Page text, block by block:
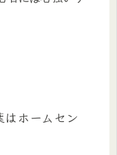
ホームセン